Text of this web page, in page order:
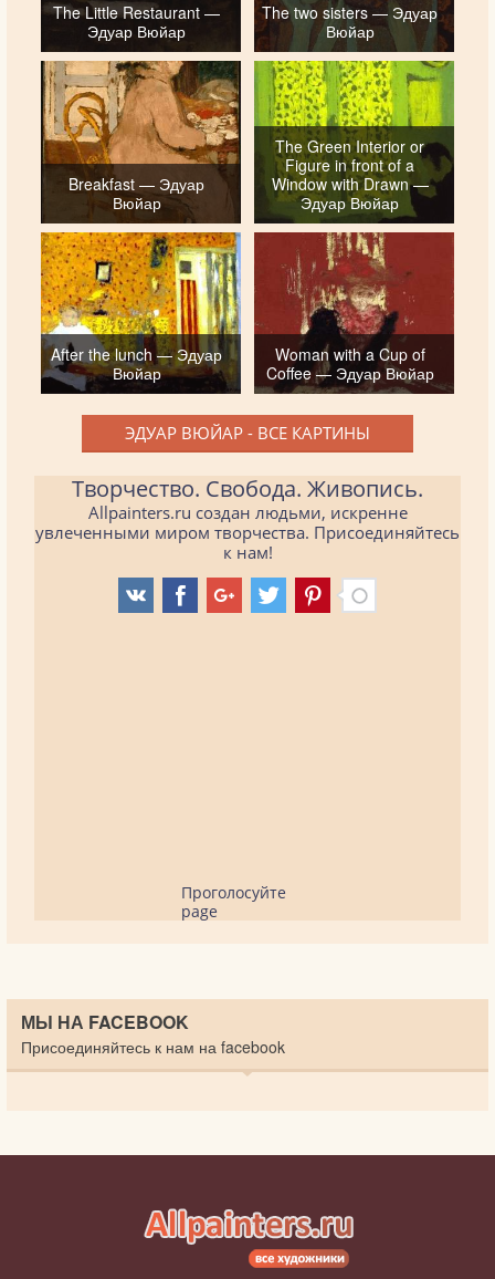
The Little Restaurant —
Эдуар Вюйар
The two sisters — Эдуар
Вюйар
Breakfast — Эдуар
Вюйар
The Green Interior or
Figure in front of a
Window with Drawn —
Эдуар Вюйар
After the lunch — Эдуар
Вюйар
Woman with a Cup of
Coffee — Эдуар Вюйар
ЭДУАР ВЮЙАР - ВСЕ КАРТИНЫ
Творчество. Свобода. Живопись.
Allpainters.ru создан людьми, искренне
увлеченными миром творчества. Присоединяйтесь
к нам!
Проголосуйте
page
МЫ НА FACEBOOK
Присоединяйтесь к нам на facebook